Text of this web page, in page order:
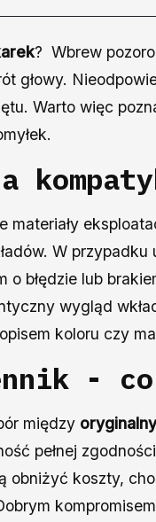
? Wbrew
głowy.
Warto więc
materiały
W
błędzie lub
wygląd
koloru czy
-
między
pełnej
obniżyć koszty,